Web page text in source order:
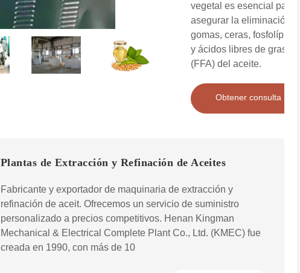
vegetal es esencial para
asegurar la eliminación de
gomas, ceras, fosfolípidos
y ácidos libres de grasa
(FFA) del aceite.
Obtener consulta
Plantas de Extracción y Refinación de Aceites
Fabricante y exportador de maquinaria de extracción y
refinación de aceit. Ofrecemos un servicio de suministro
personalizado a precios competitivos. Henan Kingman
Mechanical & Electrical Complete Plant Co., Ltd. (KMEC) fue
creada en 1990, con más de 10